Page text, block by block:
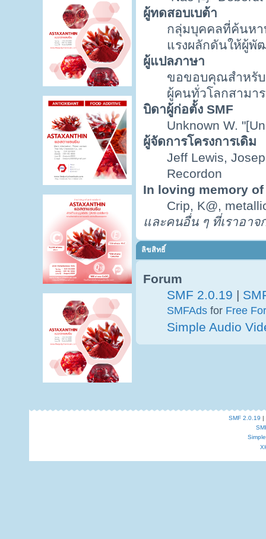
ผู้ทดสอบเบต้า
กลุ่มบุคคลที่ค้นหา
แรงผลักดันให้ผู้พั
ผู้แปลภาษา
ขอขอบคุณสำหรั
ผู้คนทั่วโลกสามา
บิดาผู้ก่อตั้ง SMF
Unknown W.
ผู้จัดการโครงการเดิม
Jeff Lewis,
Recordon
In loving memory of
Crip, K@,
และคนอื่น ๆ ที่เราอา
ลิขสิทธิ์
Forum
SMF 2.0.19 |
SMFAds for Free
Simple Audio
SMF 2.0.19 |